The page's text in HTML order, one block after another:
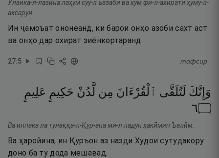
Улаика-л-лазӣна лаҳум суу-л ъазаби ва ҳум фи-л-ахирати ҳуму-л-
ахсарун.
Ин ҷамоъат ононеанд, ки барои онҳо азоби сахт аст
ва онҳо дар охират зиёнкортаранд.
27:5 тафсир
وَإِنَّكَ لَتُلَقَّى ٱلْقُرْءَانَ مِن لَّدُنْ حَكِيمٍ عَلِيمٍ
۝٦
Ва иннака ла тулаққа-л-Қур-ана ми-л ладун ҳакӣмин Ъалӣм.
Ва ҳаройина, ин Қуръон аз назди Худои сутудакору
доно ба ту дода мешавад.